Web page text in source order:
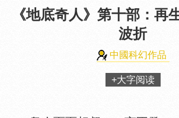
《地底奇人》 第十部：再
波折
中國科幻作品
+大字阅读